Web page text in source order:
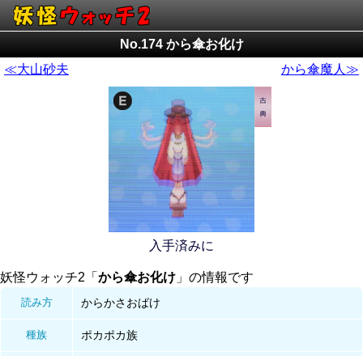
No.174 から傘お化け
≪大山砂夫
から傘魔人≫
入手済みに
妖怪ウォッチ2「 から傘お化け 」の情報です
読み方 からかさおばけ
種族 ポカポカ族